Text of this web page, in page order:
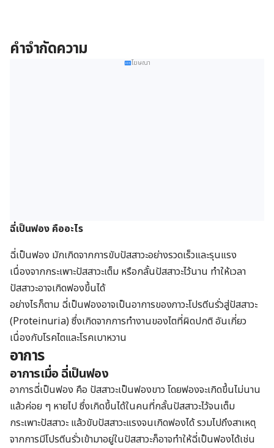
คำจำกัดความ
โฆษณา
ฉี่เป็นฟอง คืออะไร
ฉี่เป็นฟอง มักเกิดจากการขับปัสสาวะอย่างรวดเร็วและรุนแรง
เนื่องจากกระเพาะปัสสาวะเต็ม หรือกลั้นปัสสาวะไว้นาน ทำให้เวลา
ปัสสาวะอาจเกิดฟองขึ้นได้
อย่างไรก็ตาม ฉี่เป็นฟองอาจเป็นอาการของภาวะโปรตีนรั่วสู่ปัสสาวะ
(Proteinuria) ซึ่งเกิดจากการทำงานของไตที่ผิดปกติ อันเกี่ยว
เนื่องกับโรคไตและโรคเบาหวาน
อาการ
อาการเมื่อ ฉี่เป็นฟอง
อาการฉี่เป็นฟอง คือ ปัสสาวะเป็นฟองขาว โดยฟองจะเกิดขึ้นไม่นาน
แล้วค่อย ๆ หายไป ซึ่งเกิดขึ้นได้ในคนที่กลั้นปัสสาวะไว้จนเต็ม
กระเพาะปัสสาวะ แล้วขับปัสสาวะแรงจนเกิดฟองได้ รวมไปถึงสาเหตุ
จากการมีโปรตีนรั่วเข้ามาอยู่ในปัสสาวะก็อาจทำให้ฉี่เป็นฟองได้เช่น